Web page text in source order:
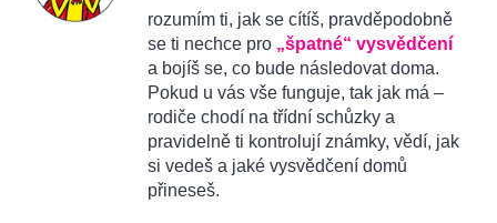
rozumím ti, jak se cítíš, pravděpodobně
se ti nechce pro „špatné“ vysvědčení
a bojíš se, co bude následovat doma.
Pokud u vás vše funguje, tak jak má –
rodiče chodí na třídní schůzky a
pravidelně ti kontrolují známky, vědí, jak
si vedeš a jaké vysvědčení domů
přineseš.